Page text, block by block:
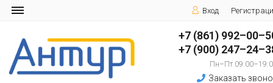
Вход
+7 (861)
+7 (900)
Пн–Пт
Заказать